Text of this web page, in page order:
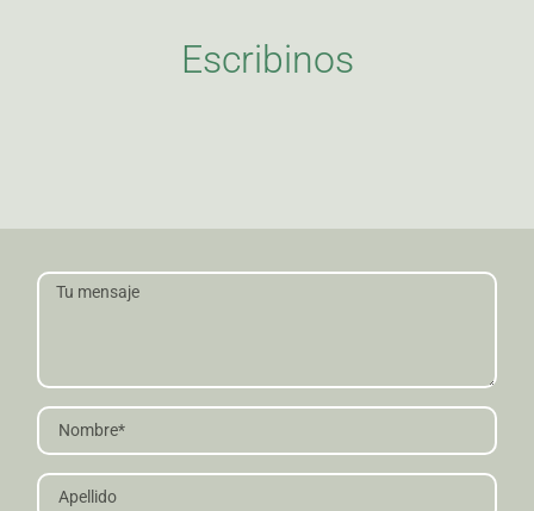
Escribinos